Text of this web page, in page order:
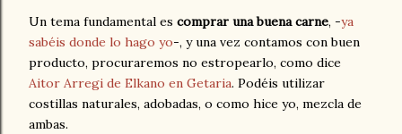
Un tema fundamental es comprar una buena carne, -ya
sabéis donde lo hago yo-, y una vez contamos con buen
producto, procuraremos no estropearlo, como dice
Aitor Arregi de Elkano en Getaria. Podéis utilizar
costillas naturales, adobadas, o como hice yo, mezcla de
ambas.